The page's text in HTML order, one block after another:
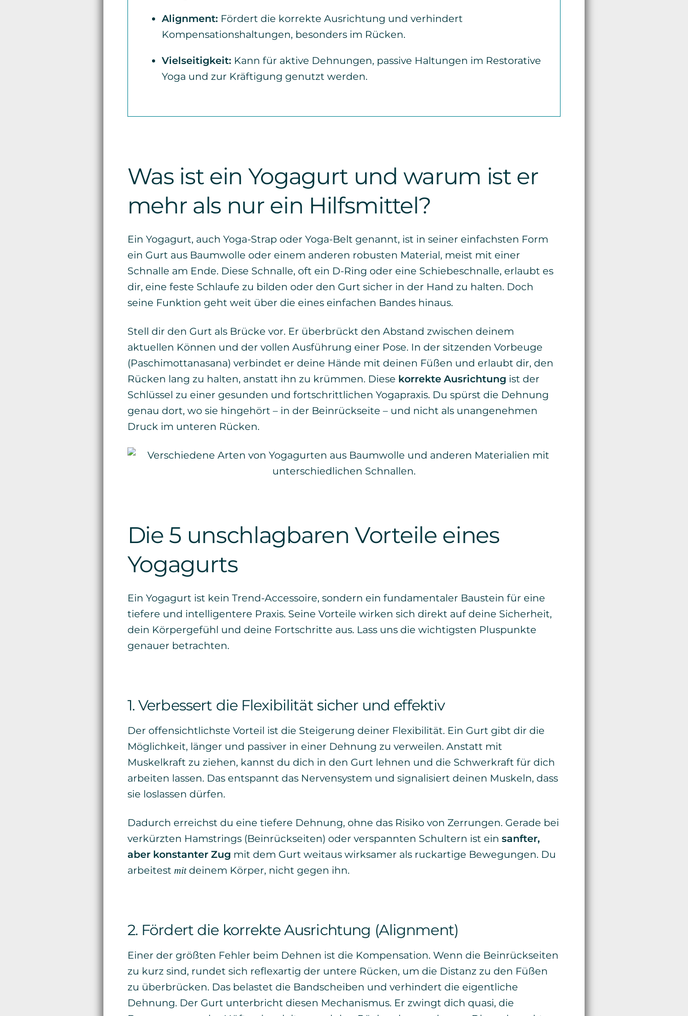
Alignment: Fördert die korrekte Ausrichtung und verhindert
Kompensationshaltungen, besonders im Rücken.
Vielseitigkeit: Kann für aktive Dehnungen, passive Haltungen im Restorative
Yoga und zur Kräftigung genutzt werden.
Was ist ein Yogagurt und warum ist er
mehr als nur ein Hilfsmittel?
Ein Yogagurt, auch Yoga-Strap oder Yoga-Belt genannt, ist in seiner einfachsten Form
ein Gurt aus Baumwolle oder einem anderen robusten Material, meist mit einer
Schnalle am Ende. Diese Schnalle, oft ein D-Ring oder eine Schiebeschnalle, erlaubt es
dir, eine feste Schlaufe zu bilden oder den Gurt sicher in der Hand zu halten. Doch
seine Funktion geht weit über die eines einfachen Bandes hinaus.
Stell dir den Gurt als Brücke vor. Er überbrückt den Abstand zwischen deinem
aktuellen Können und der vollen Ausführung einer Pose. In der sitzenden Vorbeuge
(Paschimottanasana) verbindet er deine Hände mit deinen Füßen und erlaubt dir, den
Rücken lang zu halten, anstatt ihn zu krümmen. Diese korrekte Ausrichtung ist der
Schlüssel zu einer gesunden und fortschrittlichen Yogapraxis. Du spürst die Dehnung
genau dort, wo sie hingehört – in der Beinrückseite – und nicht als unangenehmen
Druck im unteren Rücken.
Die 5 unschlagbaren Vorteile eines
Yogagurts
Ein Yogagurt ist kein Trend-Accessoire, sondern ein fundamentaler Baustein für eine
tiefere und intelligentere Praxis. Seine Vorteile wirken sich direkt auf deine Sicherheit,
dein Körpergefühl und deine Fortschritte aus. Lass uns die wichtigsten Pluspunkte
genauer betrachten.
1. Verbessert die Flexibilität sicher und effektiv
Der offensichtlichste Vorteil ist die Steigerung deiner Flexibilität. Ein Gurt gibt dir die
Möglichkeit, länger und passiver in einer Dehnung zu verweilen. Anstatt mit
Muskelkraft zu ziehen, kannst du dich in den Gurt lehnen und die Schwerkraft für dich
arbeiten lassen. Das entspannt das Nervensystem und signalisiert deinen Muskeln, dass
sie loslassen dürfen.
Dadurch erreichst du eine tiefere Dehnung, ohne das Risiko von Zerrungen. Gerade bei
verkürzten Hamstrings (Beinrückseiten) oder verspannten Schultern ist ein sanfter,
aber konstanter Zug mit dem Gurt weitaus wirksamer als ruckartige Bewegungen. Du
arbeitest mitdeinem Körper, nicht gegen ihn.
2. Fördert die korrekte Ausrichtung (Alignment)
Einer der größten Fehler beim Dehnen ist die Kompensation. Wenn die Beinrückseiten
zu kurz sind, rundet sich reflexartig der untere Rücken, um die Distanz zu den Füßen
zu überbrücken. Das belastet die Bandscheiben und verhindert die eigentliche
Dehnung. Der Gurt unterbricht diesen Mechanismus. Er zwingt dich quasi, die